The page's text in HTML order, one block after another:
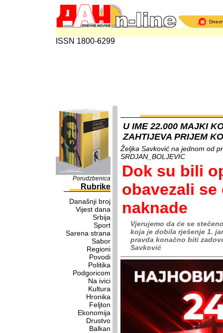
ISSN 1800-6299
Porudzbenica
Rubrike
Današnji broj
Vijest dana
Srbija
Sport
Sarena strana
Sabor
Regioni
Povodi
Politika
Podgoricom
Na ivici
Kultura
Hronika
Feljton
Ekonomija
Drustvo
Balkan
U IME 22.000 MAJKI
ZAHTIJEVA PRIJEM
Željka Savković na jednom od
SRDJAN_BOLJEVIC
Dok su bili
obavezali se
naknade
Vjerujemo da će se
koja je dobila rješenje 1.
pravda konačno biti
Savković